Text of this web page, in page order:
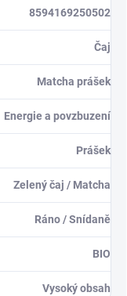
8594169250502
Čaj
Matcha prášek
Energie a povzbuzení
Prášek
Zelený čaj / Matcha
Ráno / Snídaně
BIO
Vysoký obsah